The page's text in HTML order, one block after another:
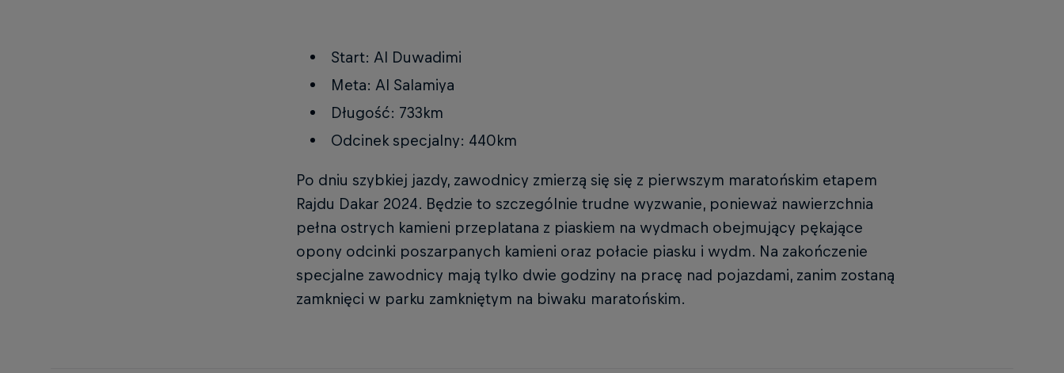
Start: Al Duwadimi
Meta: Al Salamiya
Długość: 733km
Odcinek specjalny: 440km
Po dniu szybkiej jazdy, zawodnicy zmierzą się się z pierwszym maratońskim etapem
Rajdu Dakar 2024. Będzie to szczególnie trudne wyzwanie, ponieważ nawierzchnia
pełna ostrych kamieni przeplatana z piaskiem na wydmach obejmujący pękające
opony odcinki poszarpanych kamieni oraz połacie piasku i wydm. Na zakończenie
specjalne zawodnicy mają tylko dwie godziny na pracę nad pojazdami, zanim zostaną
zamknięci w parku zamkniętym na biwaku maratońskim.